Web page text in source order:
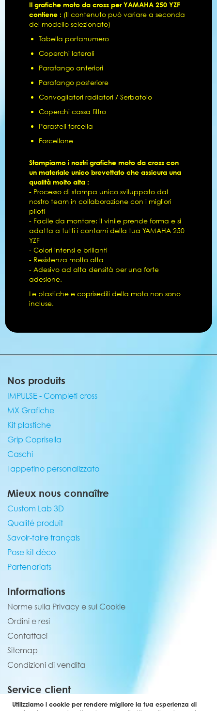
Utilizziamo i cookie per rendere migliore la tua esperienza di
Il grafiche moto da cross per YAMAHA 250 YZF
contiene : (Il contenuto può variare a seconda
del modello selezionato)
Tabella portanumero
Coperchi laterali
Parafango anteriori
Parafango posteriore
Convogliatori radiatori / Serbatoio
Coperchi cassa filtro
Parasteli forcella
Forcellone
Stampiamo i nostri grafiche moto da cross con
un materiale unico brevettato che assicura una
qualità molto alta :
- Processo di stampa unico sviluppato dal
nostro team in collaborazione con i migliori
piloti
- Facile da montare: il vinile prende forma e si
adatta a tutti i contorni della tua YAMAHA 250
YZF
- Colori intensi e brillanti
- Resistenza molto alta
- Adesivo ad alta densità per una forte
adesione.
Le plastiche e coprisedili della moto non sono
incluse.
Nos produits
IMPULSE - Completi cross
MX Grafiche
Kit plastiche
Grip Coprisella
Caschi
Tappetino personalizzato
Mieux nous connaître
Custom Lab 3D
Qualité produit
Savoir-faire français
Pose kit déco
Partenariats
Informations
Norme sulla Privacy e sui Cookie
Ordini e resi
Contattaci
Sitemap
Condizioni di vendita
Service client
02 44 84 90 44